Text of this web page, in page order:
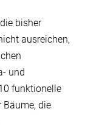
bisher
ausreichen,
und
funktionelle
Bäume, die